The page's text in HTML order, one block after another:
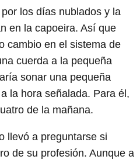
los días nublados y la
en la capoeira. Así que
cambio en el sistema de
cuerda a la pequeña
sonar una pequeña
la hora señalada. Para él,
de la mañana.
llevó a preguntarse si
de su profesión. Aunque a